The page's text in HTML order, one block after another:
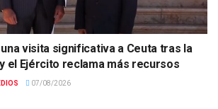
visita significativa a Ceuta tras la
el Ejército reclama más recursos
07/08/2026